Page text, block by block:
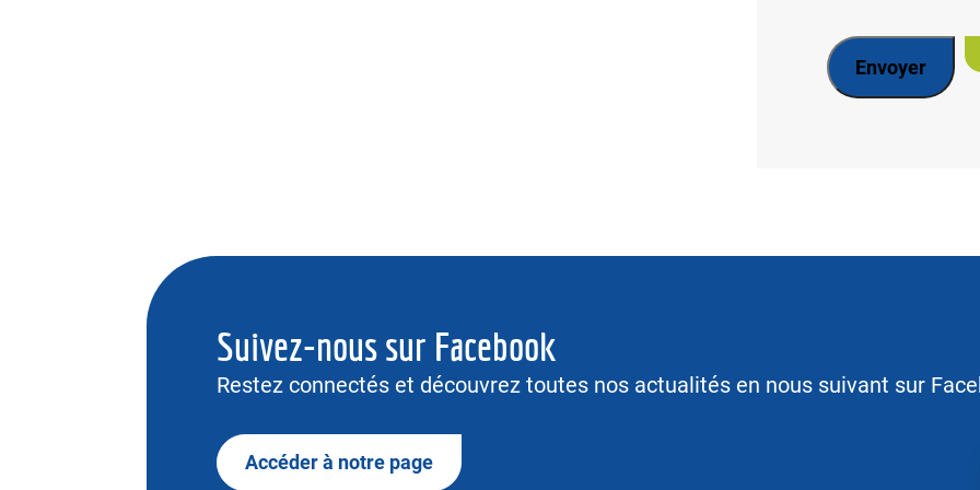
Suivez-nous sur Facebook
Restez connectés et découvrez toutes nos actualités en nous suivant sur
Accéder à notre page